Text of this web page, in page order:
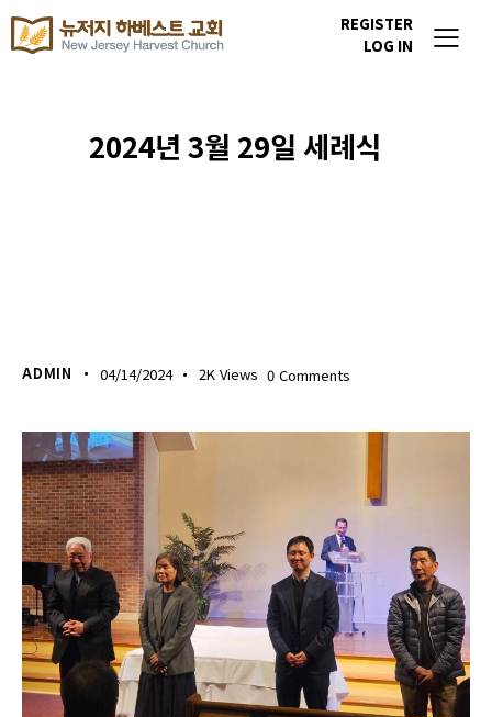
REGISTER
LOG IN
2024년 3월 29일 세례식
ADMIN 04/14/2024 2K Views 0 Comments